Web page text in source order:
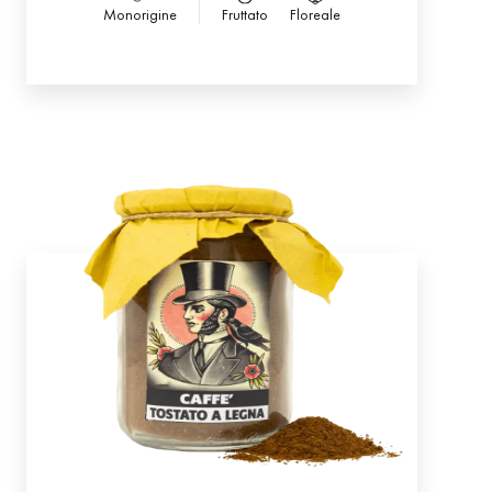
dell’esperienza artigianale, è elaborata per
dolcezza del cioccolato e della mandorla.
Monorigine Fruttato Floreale